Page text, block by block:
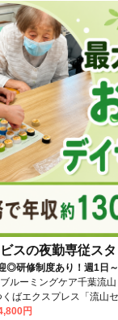
スの夜勤専従ス
◎研修制度あり！週1日
ルーミングケア千葉流山
ばエクスプレス「流山
イク通勤OK
円